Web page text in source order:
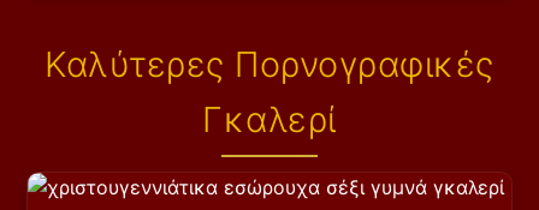
Καλύτερες Πορνογραφικές
Γκαλερί